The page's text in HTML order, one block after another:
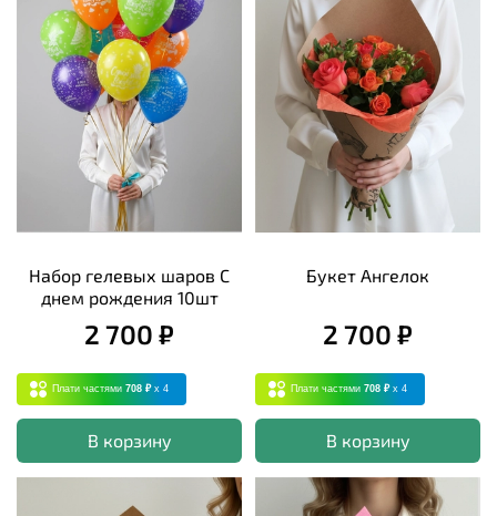
Набор гелевых шаров С
днем рождения 10шт
2 700 ₽
Плати частями 708 ₽ x 4
В корзину
Букет Ангелок
2 700 ₽
Плати частями 708 ₽ x 4
В корзину